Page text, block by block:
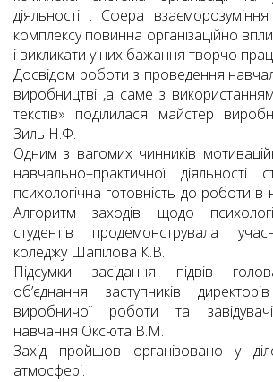
діяльності . Сфера
комплексу повинна організаційно
і викликати у них бажання творчо
Досвідом роботи з проведення
виробництві ,а саме з
текстів» поділилася майстер
Зиль Н.Ф.
Одним з вагомих чинників
навчально–практичної діяльності
психологічна готовність до роботи в
Алгоритм заходів щодо
студентів продемонструвала
коледжу Шапілова К.В.
Підсумки засідання підвів
об’єднання заступників
виробничої роботи та
навчання Оксюта В.М.
Захід пройшов організовано у
атмосфері.